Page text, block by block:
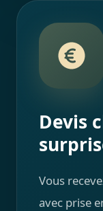
Devis
Vous
avec prise